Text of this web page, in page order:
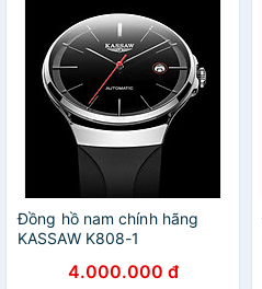
Đồng hồ nam chính hãng
KASSAW K808-1
4.000.000 đ